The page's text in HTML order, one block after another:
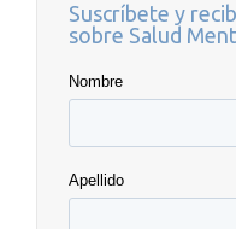
Suscríbete y
sobre Salud